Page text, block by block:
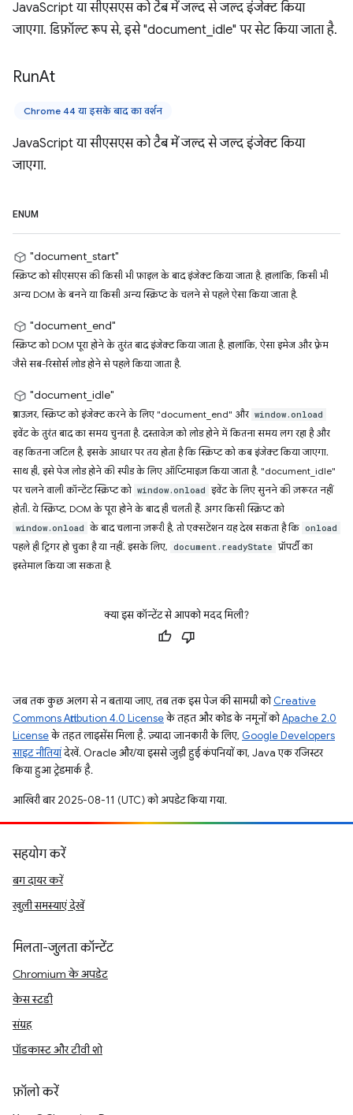
JavaScript या सीएसएस को टैब में जल्द से जल्द इंजेक्ट किया
जाएगा. डिफ़ॉल्ट रूप से, इसे "document_idle" पर सेट किया जाता है.
RunAt
Chrome 44 या इसके बाद का वर्शन
JavaScript या सीएसएस को टैब में जल्द से जल्द इंजेक्ट किया
जाएगा.
ENUM
"document_start"
स्क्रिप्ट को सीएसएस की किसी भी फ़ाइल के बाद इंजेक्ट किया जाता है. हालांकि, किसी भी
अन्य DOM के बनने या किसी अन्य स्क्रिप्ट के चलने से पहले ऐसा किया जाता है.
"document_end"
स्क्रिप्ट को DOM पूरा होने के तुरंत बाद इंजेक्ट किया जाता है. हालांकि, ऐसा इमेज और फ़्रेम
जैसे सब-रिसोर्स लोड होने से पहले किया जाता है.
"document_idle"
ब्राउज़र, स्क्रिप्ट को इंजेक्ट करने के लिए "document_end" और window.onload
इवेंट के तुरंत बाद का समय चुनता है. दस्तावेज़ को लोड होने में कितना समय लग रहा है और
वह कितना जटिल है, इसके आधार पर तय होता है कि स्क्रिप्ट को कब इंजेक्ट किया जाएगा.
साथ ही, इसे पेज लोड होने की स्पीड के लिए ऑप्टिमाइज़ किया जाता है. "document_idle"
पर चलने वाली कॉन्टेंट स्क्रिप्ट को window.onload इवेंट के लिए सुनने की ज़रूरत नहीं
होती. ये स्क्रिप्ट, DOM के पूरा होने के बाद ही चलती हैं. अगर किसी स्क्रिप्ट को
window.onload के बाद चलाना ज़रूरी है, तो एक्सटेंशन यह देख सकता है कि onload
पहले ही ट्रिगर हो चुका है या नहीं. इसके लिए, document.readyState प्रॉपर्टी का
इस्तेमाल किया जा सकता है.
क्या इस कॉन्टेंट से आपको मदद मिली?
जब तक कुछ अलग से न बताया जाए, तब तक इस पेज की सामग्री कोCreative
Commons Attribution 4.0 Licenseके तहत और कोड के नमूनों कोApache 2.0
Licenseके तहत लाइसेंस मिला है. ज़्यादा जानकारी के लिए, Google Developers
साइट नीतियांदेखें. Oracle और/या इससे जुड़ी हुई कंपनियों का, Java एक रजिस्टर
किया हुआ ट्रेडमार्क है.
आखिरी बार 2025-08-11 (UTC) को अपडेट किया गया.
सहयोग करें
बग दायर करें
खुली समस्याएं देखें
मिलता-जुलता कॉन्टेंट
Chromium के अपडेट
केस स्टडी
संग्रह
पॉडकास्ट और टीवी शो
फ़ॉलो करें